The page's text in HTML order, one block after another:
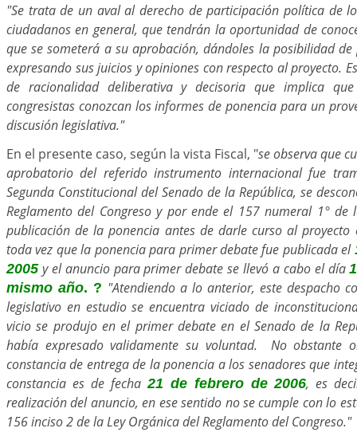
"Se trata de un aval al derecho de participación política de
ciudadanos en general, que tendrán la oportunidad de
que se someterá a su aprobación, dándoles la posibilidad
expresando sus juicios y opiniones con respecto al proyecto.
de racionalidad deliberativa y decisoria que implica
congresistas conozcan los informes de ponencia para un
discusión legislativa."
En el presente caso, según la vista Fiscal, "se observa que
aprobatorio del referido instrumento internacional fue
Segunda Constitucional del Senado de la República, se
Reglamento del Congreso y por ende el 157 numeral 1° de
publicación de la ponencia antes de darle curso al proyecto
toda vez que la ponencia para primer debate fue publicada el
2005y el anuncio para primer debate se llevó a cabo el día
mismo año. ? "Atendiendo a lo anterior, este despacho
legislativo en estudio se encuentra viciado de
vicio se produjo en el primer debate en el Senado de la
había expresado validamente su voluntad. No obstante
constancia de entrega de la ponencia a los senadores que
constancia es de fecha21 de febrero de 2006, es
realización del anuncio, en ese sentido no se cumple con lo
156 inciso 2 de la Ley Orgánica del Reglamento del Congreso."